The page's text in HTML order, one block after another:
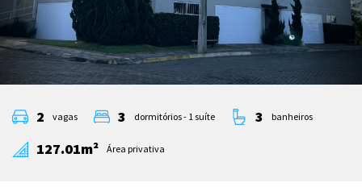
2 vagas 3 dormitórios - 1 suíte 3 banheiros
127.01m² Área privativa